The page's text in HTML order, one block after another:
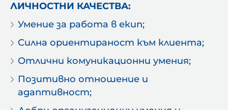
ЛИЧНОСТНИ КАЧЕСТВА:
Умение за работа в екип;
Силна ориентираност към клиента;
Отлични комуникационни умения;
Позитивно отношение и
адаптивност;